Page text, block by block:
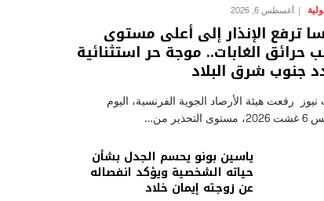
أغسطس 6, 2026
ترفع الإنذار إلى أعلى مستوى
حرائق الغابات.. موجة حر استثنائية
جنوب شرق البلاد
نيوز رفعت هيئة الأرصاد الجوية الفرنسية، اليوم
التحذير من…
ياسين بونو يحسم الجدل بشأن
حياته الشخصية ويؤكد انفصاله
عن زوجته إيمان خلاد